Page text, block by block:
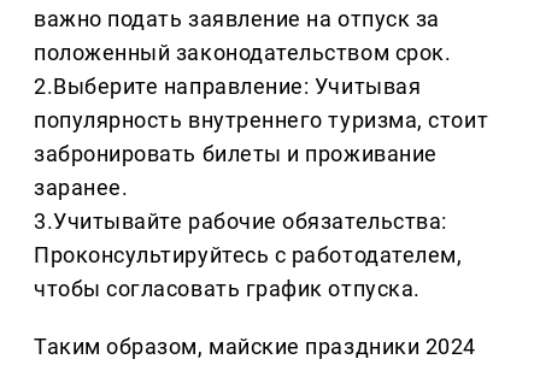
важно подать заявление на отпуск за
положенный законодательством срок.
2.Выберите направление: Учитывая
популярность внутреннего туризма, стоит
забронировать билеты и проживание
заранее.
3.Учитывайте рабочие обязательства:
Проконсультируйтесь с работодателем,
чтобы согласовать график отпуска.
Таким образом, майские праздники 2024